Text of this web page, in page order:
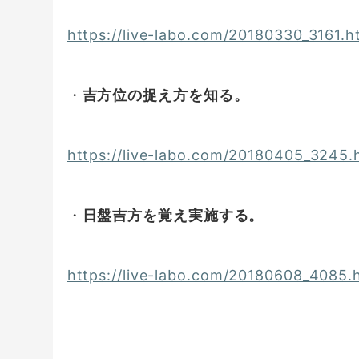
https://live-labo.com/
・ 吉方位の捉え方を知る。
https://live-labo.com/
・ 日盤吉方を覚え実施する。
https://live-labo.com/